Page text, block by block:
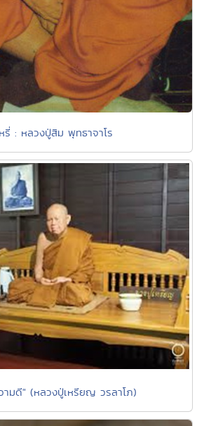
รี่ : หลวงปู่สิม พุทธาจาโร
ามดี" (หลวงปู่เหรียญ วรลาโภ)